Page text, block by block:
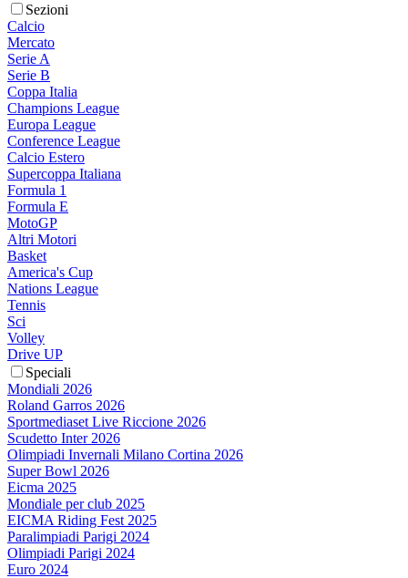
Sezioni
Calcio
Mercato
Serie A
Serie B
Coppa Italia
Champions League
Europa League
Conference League
Calcio Estero
Supercoppa Italiana
Formula 1
Formula E
MotoGP
Altri Motori
Basket
America's Cup
Nations League
Tennis
Sci
Volley
Drive UP
Speciali
Mondiali 2026
Roland Garros 2026
Sportmediaset Live Riccione 2026
Scudetto Inter 2026
Olimpiadi Invernali Milano Cortina 2026
Super Bowl 2026
Eicma 2025
Mondiale per club 2025
EICMA Riding Fest 2025
Paralimpiadi Parigi 2024
Olimpiadi Parigi 2024
Euro 2024